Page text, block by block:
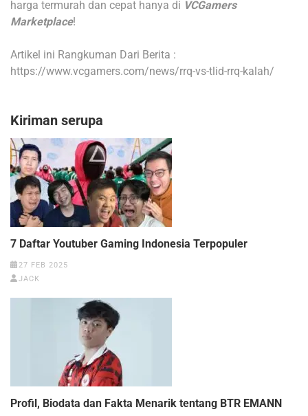
harga termurah dan cepat hanya di VCGamers
Marketplace!
Artikel ini Rangkuman Dari Berita :
https://www.vcgamers.com/news/rrq-vs-tlid-rrq-kalah/
Kiriman serupa
7 Daftar Youtuber Gaming Indonesia Terpopuler
27 FEB 2025
JACK
Profil, Biodata dan Fakta Menarik tentang BTR EMANN